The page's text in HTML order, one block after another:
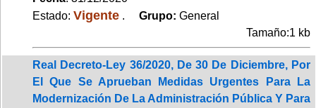
Estado: Vigente . Grupo: General
Tamaño:1 kb
Real Decreto-Ley 36/2020, De 30 De Diciembre, Por
El Que Se Aprueban Medidas Urgentes Para La
Modernización De La Administración Pública Y Para